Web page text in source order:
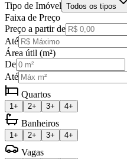
Tipo de Imóvel Todos os tipos
Faixa de Preço
Preço a partir de
Até
Área útil (m²)
De
Até
Quartos
1+ 2+ 3+ 4+
Banheiros
1+ 2+ 3+ 4+
Vagas